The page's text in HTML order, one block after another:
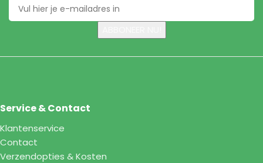
Service & Contact
Klantenservice
Contact
Verzendopties & Kosten